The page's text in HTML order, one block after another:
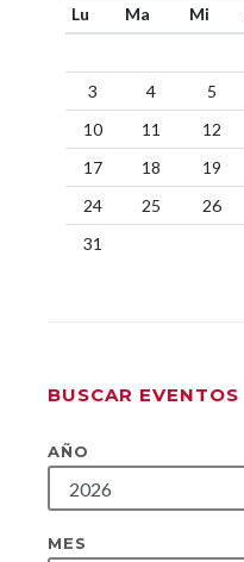
Lu
Ma Mi
3
4 5
10
11 12
17
18 19
24
25 26
31
BUSCAR EVENTOS
AÑO
MES